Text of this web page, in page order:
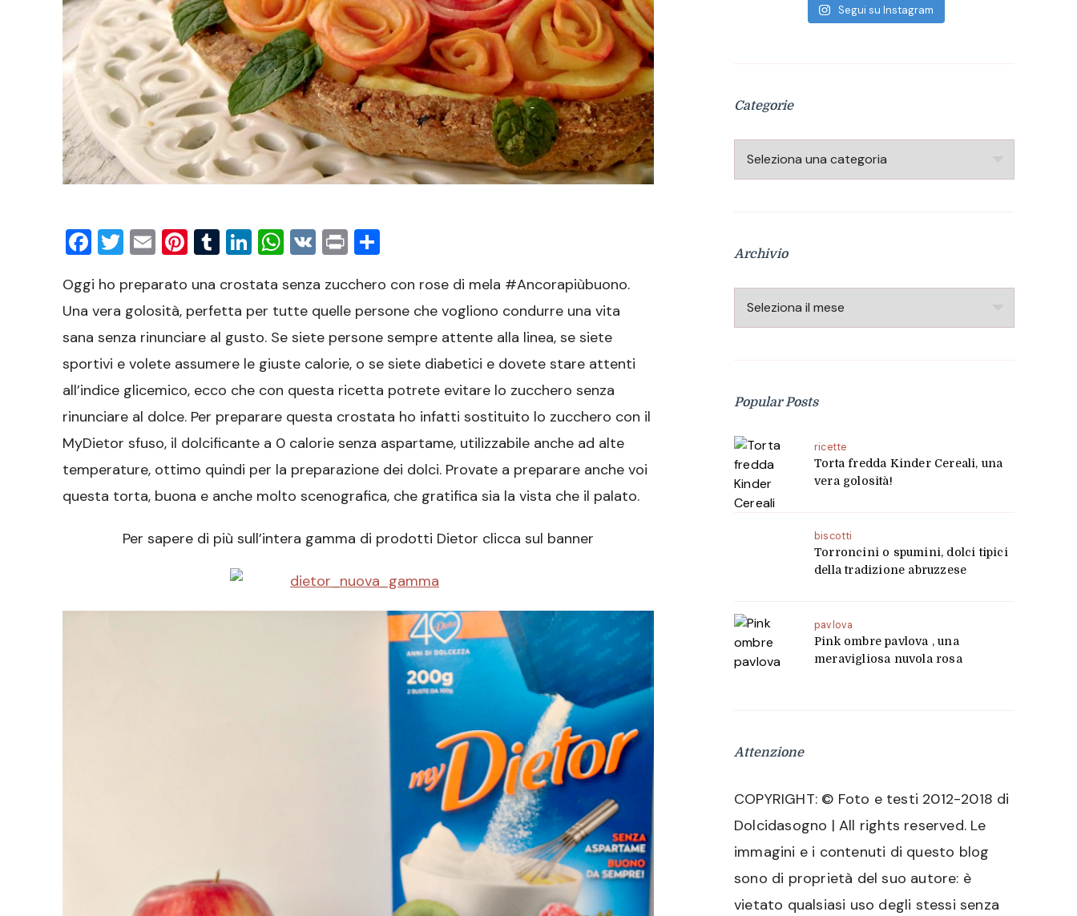
Facebook
Twitter
EmailPinterest
Tumblr
LinkedIn
WhatsApp
VK Print
Oggi ho preparato una crostata senza zucchero con rose di mela #Ancorapiùbuono.
Una vera golosità, perfetta per tutte quelle persone che vogliono condurre una vita
sana senza rinunciare al gusto. Se siete persone sempre attente alla linea, se siete
sportivi e volete assumere le giuste calorie, o se siete diabetici e dovete stare attenti
all’indice glicemico, ecco che con questa ricetta potrete evitare lo zucchero senza
rinunciare al dolce. Per preparare questa crostata ho infatti sostituito lo zucchero con il
MyDietor sfuso, il dolcificante a 0 calorie senza aspartame, utilizzabile anche ad alte
temperature, ottimo quindi per la preparazione dei dolci. Provate a preparare anche voi
questa torta, buona e anche molto scenografica, che gratifica sia la vista che il palato.
Per sapere di più sull’intera gamma di prodotti Dietor clicca sul banner
Segui su Instagram
Categorie
Categorie
Archivio
Archivio
Popular Posts
ricette
Torta fredda Kinder Cereali, una
vera golosità!
biscotti
Torroncini o spumini, dolci tipici
della tradizione abruzzese
pavlova
Pink ombre pavlova , una
meravigliosa nuvola rosa
Attenzione
COPYRIGHT: © Foto e testi 2012-2018 di
Dolcidasogno | All rights reserved. Le
immagini e i contenuti di questo blog
sono di proprietà del suo autore: è
vietato qualsiasi uso degli stessi senza